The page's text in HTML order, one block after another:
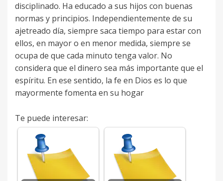
disciplinado. Ha educado a sus hijos con buenas
normas y principios. Independientemente de su
ajetreado día, siempre saca tiempo para estar con
ellos, en mayor o en menor medida, siempre se
ocupa de que cada minuto tenga valor. No
considera que el dinero sea más importante que el
espíritu. En ese sentido, la fe en Dios es lo que
mayormente fomenta en su hogar
Te puede interesar: